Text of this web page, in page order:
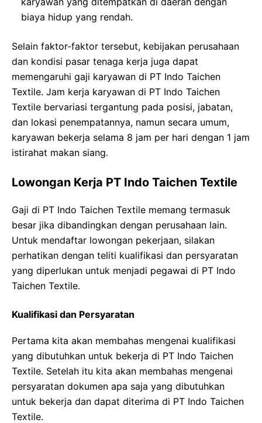
biaya hidup yang rendah.
Selain faktor-faktor tersebut, kebijakan perusahaan
dan kondisi pasar tenaga kerja juga dapat
memengaruhi gaji karyawan di PT Indo Taichen
Textile. Jam kerja karyawan di PT Indo Taichen
Textile bervariasi tergantung pada posisi, jabatan,
dan lokasi penempatannya, namun secara umum,
karyawan bekerja selama 8 jam per hari dengan 1 jam
istirahat makan siang.
Lowongan Kerja PT Indo Taichen Textile
Gaji di PT Indo Taichen Textile memang termasuk
besar jika dibandingkan dengan perusahaan lain.
Untuk mendaftar lowongan pekerjaan, silakan
perhatikan dengan teliti kualifikasi dan persyaratan
yang diperlukan untuk menjadi pegawai di PT Indo
Taichen Textile.
Kualifikasi dan Persyaratan
Pertama kita akan membahas mengenai kualifikasi
yang dibutuhkan untuk bekerja di PT Indo Taichen
Textile. Setelah itu kita akan membahas mengenai
persyaratan dokumen apa saja yang dibutuhkan
untuk bekerja dan dapat diterima di PT Indo Taichen
Textile.